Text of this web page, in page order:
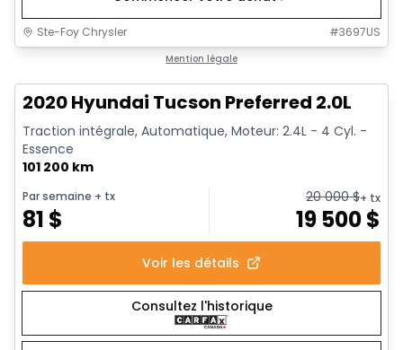
Ste-Foy Chrysler #3697US
Mention légale
2020 Hyundai Tucson Preferred 2.0L
Traction intégrale, Automatique, Moteur: 2.4L - 4 Cyl. -
Essence
101 200 km
Par semaine + tx
81 $
20 000$+ tx
19 500$
Voir les détails
Consultez l'historique